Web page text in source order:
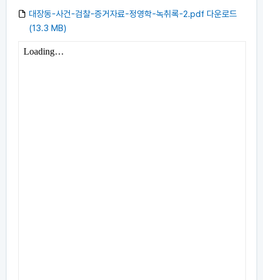
대장동-사건-검찰-증거자료-정영학-녹취록-2.pdf 다운로드
(13.3 MB)